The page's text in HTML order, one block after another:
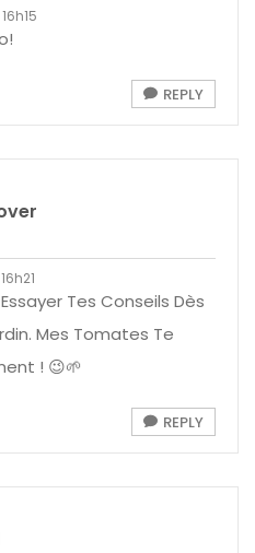
REPLY
Tes Conseils Dès
Mes Tomates Te
! 😉🌱
REPLY